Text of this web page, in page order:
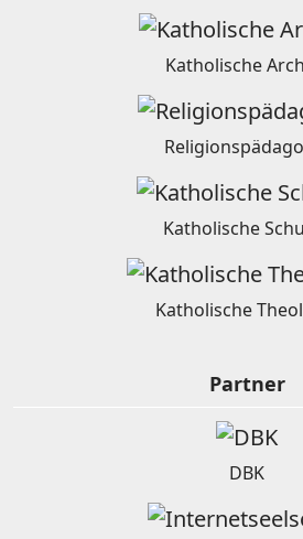
Katholische
Katholische
Katholische
Partner
DBK